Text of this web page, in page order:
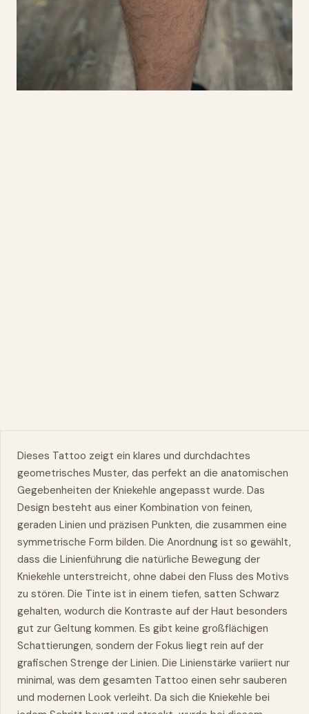
Dieses Tattoo zeigt ein klares und durchdachtes
geometrisches Muster, das perfekt an die anatomischen
Gegebenheiten der Kniekehle angepasst wurde. Das
Design besteht aus einer Kombination von feinen,
geraden Linien und präzisen Punkten, die zusammen eine
symmetrische Form bilden. Die Anordnung ist so gewählt,
dass die Linienführung die natürliche Bewegung der
Kniekehle unterstreicht, ohne dabei den Fluss des Motivs
zu stören. Die Tinte ist in einem tiefen, satten Schwarz
gehalten, wodurch die Kontraste auf der Haut besonders
gut zur Geltung kommen. Es gibt keine großflächigen
Schattierungen, sondern der Fokus liegt rein auf der
grafischen Strenge der Linien. Die Linienstärke variiert nur
minimal, was dem gesamten Tattoo einen sehr sauberen
und modernen Look verleiht. Da sich die Kniekehle bei